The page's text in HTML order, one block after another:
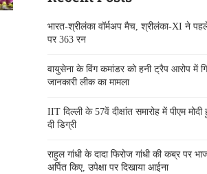
भारत-श्रीलंका वॉर्मअप मैच, श्रीलंका-XI ने
पर 363 रन
वायुसेना के विंग कमांडर को हनी ट्रैप आरोप में
जानकारी लीक का मामला
IIT दिल्ली के 57वें दीक्षांत समारोह में पीएम मोदी
दी डिग्री
राहुल गांधी के दादा फिरोज गांधी की कब्र पर
अर्पित किए, उपेक्षा पर दिखाया आईना